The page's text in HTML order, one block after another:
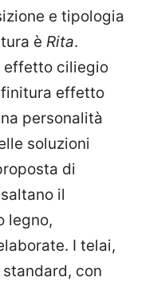
e tipologia
è Rita.
effetto ciliegio
effetto
personalità
soluzioni
di
il
legno,
I telai,
con